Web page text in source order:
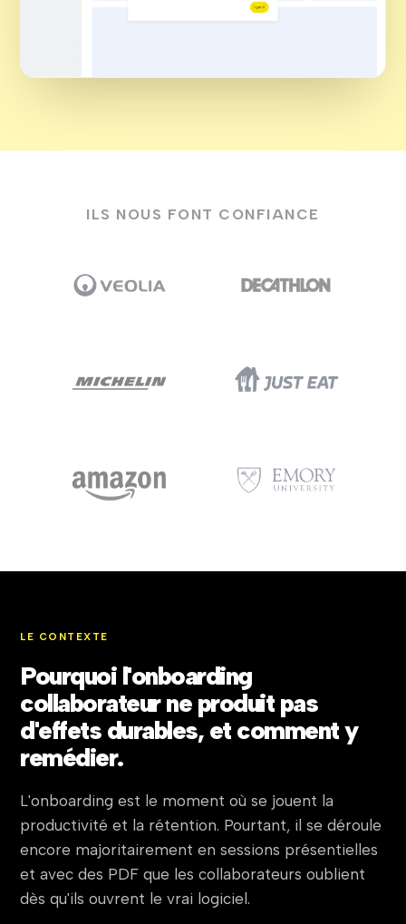
ILS NOUS FONT CONFIANCE
LE CONTEXTE
Pourquoi l'onboarding
collaborateur ne produit pas
d'effets durables, et comment y
remédier.
L'onboarding est le moment où se jouent la
productivité et la rétention. Pourtant, il se déroule
encore majoritairement en sessions présentielles
et avec des PDF que les collaborateurs oublient
dès qu'ils ouvrent le vrai logiciel.